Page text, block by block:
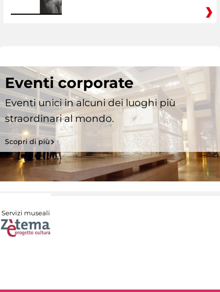
Eventi corporate
Eventi unici in alcuni dei luoghi più
straordinari al mondo.
Scopri di più
Servizi museali